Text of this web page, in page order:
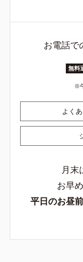
お電話で
無料
よく
月末
お早
平日のお昼